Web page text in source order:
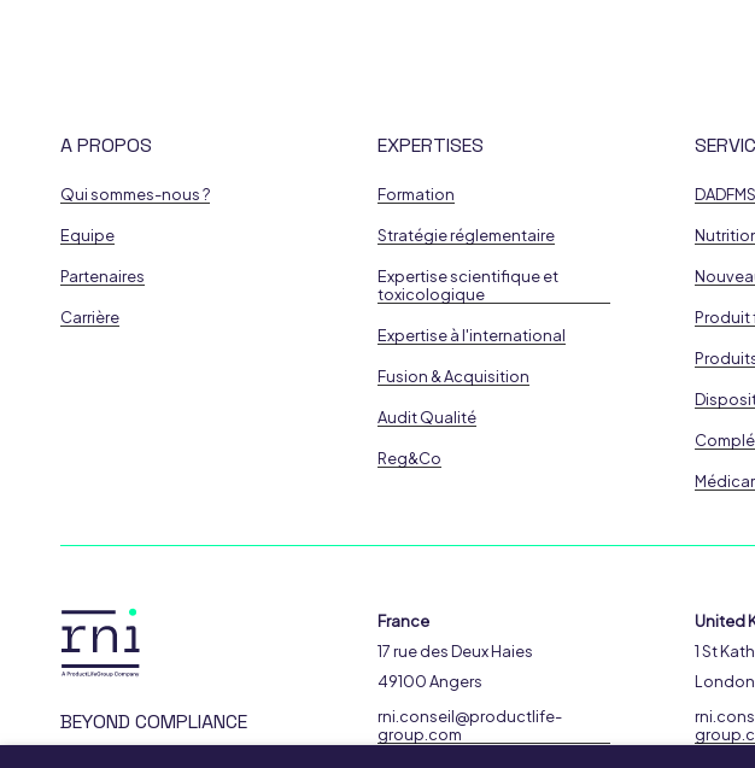
A PROPOS
Qui sommes-nous ?
Equipe
Partenaires
Carrière
EXPERTISES
Formation
Stratégie réglementaire
Expertise scientifique et
toxicologique
Expertise à l'international
Fusion & Acquisition
Audit Qualité
Reg&Co
DADFMS
Produit
BEYOND COMPLIANCE
France
17 rue des Deux Haies
49100 Angers
rni.conseil@productlife-
group.com
United
1 St
London